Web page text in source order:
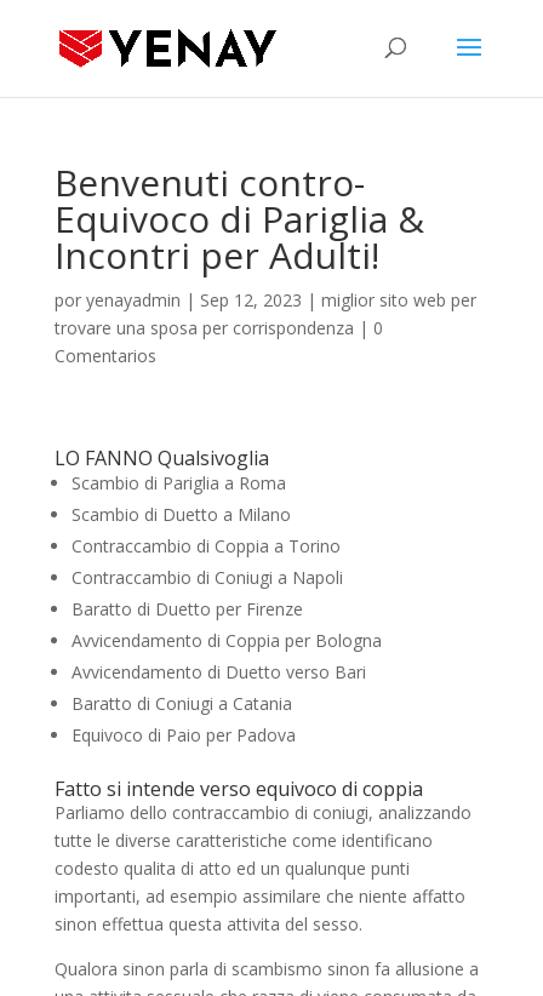
Benvenuti contro-
Equivoco di Pariglia &
Incontri per Adulti!
por yenayadmin | Sep 12, 2023 | miglior sito web per
trovare una sposa per corrispondenza | 0
Comentarios
LO FANNO Qualsivoglia
Scambio di Pariglia a Roma
Scambio di Duetto a Milano
Contraccambio di Coppia a Torino
Contraccambio di Coniugi a Napoli
Baratto di Duetto per Firenze
Avvicendamento di Coppia per Bologna
Avvicendamento di Duetto verso Bari
Baratto di Coniugi a Catania
Equivoco di Paio per Padova
Fatto si intende verso equivoco di coppia
Parliamo dello contraccambio di coniugi, analizzando
tutte le diverse caratteristiche come identificano
codesto qualita di atto ed un qualunque punti
importanti, ad esempio assimilare che niente affatto
sinon effettua questa attivita del sesso.
Qualora sinon parla di scambismo sinon fa allusione a